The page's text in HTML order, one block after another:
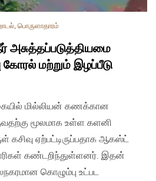
, பொருளாதாரம்
அசுத்தப்படுத்தியமை
மற்றும் இழப்பீடு
மில்லியன் கணக்கான
மூலமாக உள்ள களனி
கசிவு ஏற்பட்டிருப்பதாக ஆகஸ்ட்
கண்டறிந்துள்ளனர். இதன்
கொழும்பு உட்பட